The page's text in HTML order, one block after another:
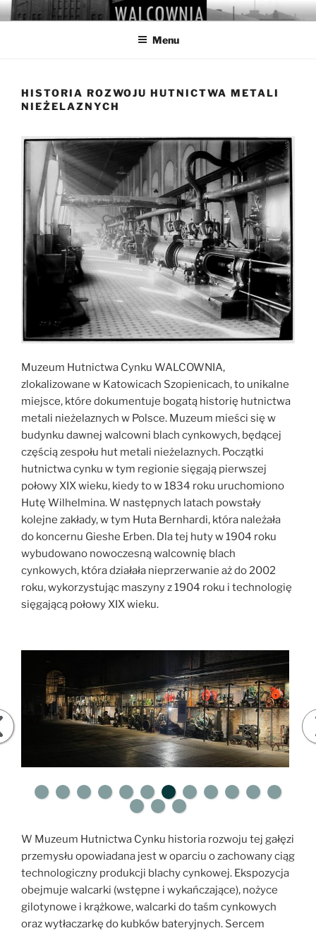
Przejdź
do
WALCOWNIA
Muzeum Hutnictwa Cynku
Menu
HISTORIA ROZWOJU HUTNICTWA METALI
NIEŻELAZNYCH
Muzeum Hutnictwa Cynku WALCOWNIA,
zlokalizowane w Katowicach Szopienicach, to unikalne
miejsce, które dokumentuje bogatą historię hutnictwa
metali nieżelaznych w Polsce. Muzeum mieści się w
budynku dawnej walcowni blach cynkowych, będącej
częścią zespołu hut metali nieżelaznych. Początki
hutnictwa cynku w tym regionie sięgają pierwszej
połowy XIX wieku, kiedy to w 1834 roku uruchomiono
Hutę Wilhelmina. W następnych latach powstały
kolejne zakłady, w tym Huta Bernhardi, która należała
do koncernu Gieshe Erben. Dla tej huty w 1904 roku
wybudowano nowoczesną walcownię blach
cynkowych, która działała nieprzerwanie aż do 2002
roku, wykorzystując maszyny z 1904 roku i technologię
sięgającą połowy XIX wieku.
W Muzeum Hutnictwa Cynku historia rozwoju tej gałęzi
przemysłu opowiadana jest w oparciu o zachowany ciąg
technologiczny produkcji blachy cynkowej. Ekspozycja
obejmuje walcarki (wstępne i wykańczające), nożyce
gilotynowe i krążkowe, walcarki do taśm cynkowych
oraz wytłaczarkę do kubków bateryjnych. Sercem